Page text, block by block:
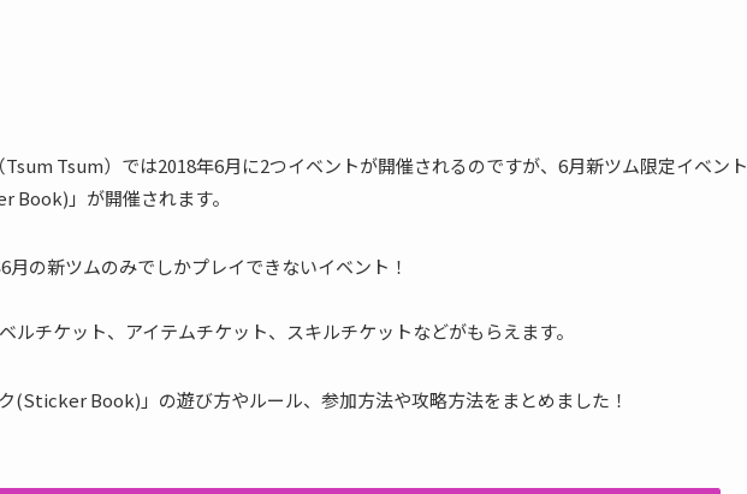
Tsum）では2018年6月に2つイベントが開催されるのですが、6月新ツム限定イベント
Book)」が開催されます。
の新ツムのみでしかプレイできないイベント！
ルチケット、アイテムチケット、スキルチケットなどがもらえます。
(Sticker Book)」の遊び方やルール、参加方法や攻略方法をまとめました！